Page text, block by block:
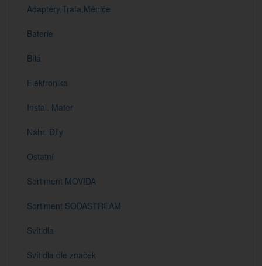
Adaptéry,Trafa,Měniče
Baterie
Bílá
Elektronika
Instal. Mater
Náhr. Díly
Ostatní
Sortiment MOVIDA
Sortiment SODASTREAM
Svítidla
Svítidla dle značek